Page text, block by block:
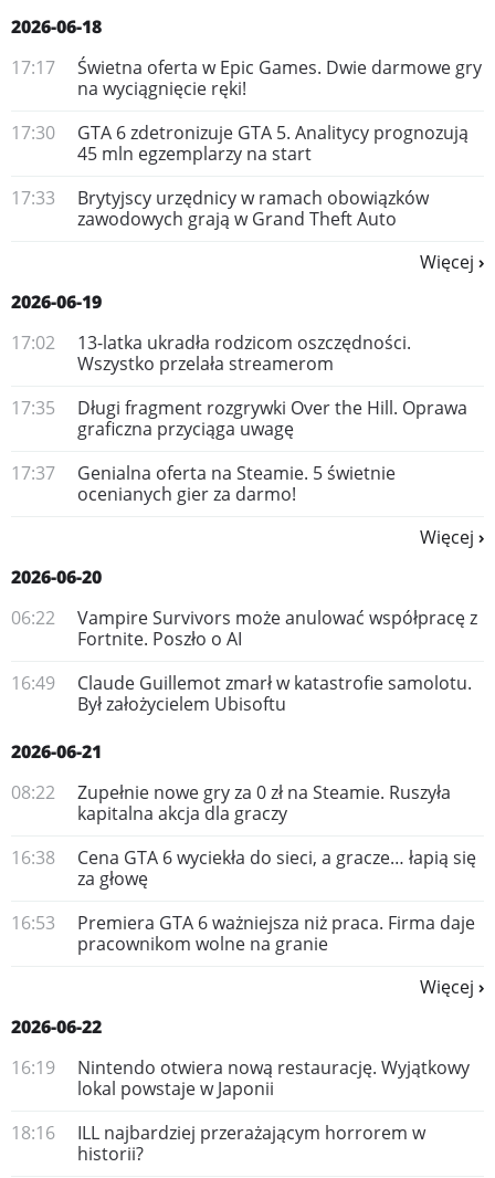
2026-06-18
17:17
Świetna oferta w Epic Games. Dwie darmowe gry
na wyciągnięcie ręki!
17:30
GTA 6 zdetronizuje GTA 5. Analitycy prognozują
45 mln egzemplarzy na start
17:33
Brytyjscy urzędnicy w ramach obowiązków
zawodowych grają w Grand Theft Auto
Więcej
2026-06-19
17:02
13-latka ukradła rodzicom oszczędności.
Wszystko przelała streamerom
17:35
Długi fragment rozgrywki Over the Hill. Oprawa
graficzna przyciąga uwagę
17:37
Genialna oferta na Steamie. 5 świetnie
ocenianych gier za darmo!
Więcej
2026-06-20
06:22
Vampire Survivors może anulować współpracę z
Fortnite. Poszło o AI
16:49
Claude Guillemot zmarł w katastrofie samolotu.
Był założycielem Ubisoftu
2026-06-21
08:22
Zupełnie nowe gry za 0 zł na Steamie. Ruszyła
kapitalna akcja dla graczy
16:38
Cena GTA 6 wyciekła do sieci, a gracze… łapią się
za głowę
16:53
Premiera GTA 6 ważniejsza niż praca. Firma daje
pracownikom wolne na granie
Więcej
2026-06-22
16:19
Nintendo otwiera nową restaurację. Wyjątkowy
lokal powstaje w Japonii
18:16
ILL najbardziej przerażającym horrorem w
historii?